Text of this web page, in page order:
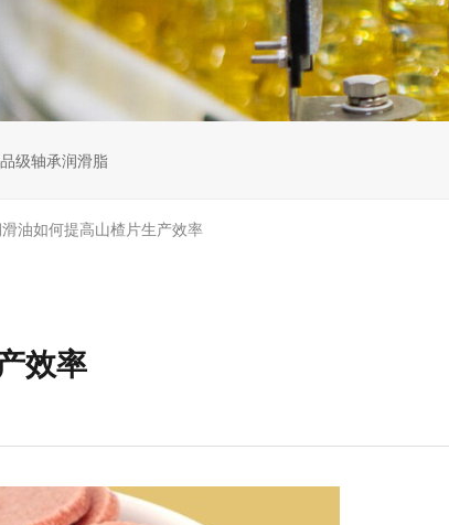
级轴承润滑脂
油如何提高山楂片生产效率
效率